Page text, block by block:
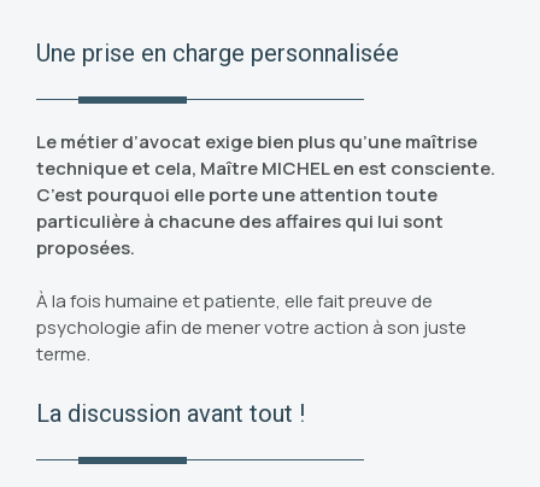
Une prise en charge personnalisée
Le métier d’avocat exige bien plus qu’une maîtrise
technique et cela, Maître MICHEL en est consciente.
C’est pourquoi elle porte une attention toute
particulière à chacune des affaires qui lui sont
proposées.
À la fois humaine et patiente, elle fait preuve de
psychologie afin de mener votre action à son juste
terme.
La discussion avant tout !